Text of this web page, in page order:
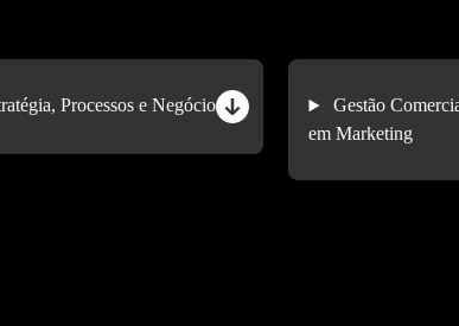
Processos e Negócios
Gestão
em Marketing